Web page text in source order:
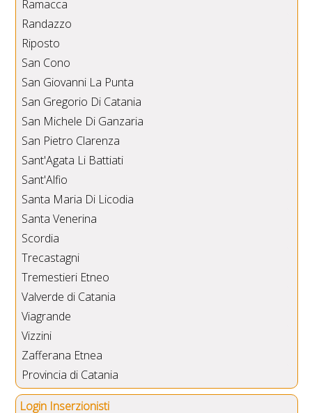
Ramacca
Randazzo
Riposto
San Cono
San Giovanni La Punta
San Gregorio Di Catania
San Michele Di Ganzaria
San Pietro Clarenza
Sant'Agata Li Battiati
Sant'Alfio
Santa Maria Di Licodia
Santa Venerina
Scordia
Trecastagni
Tremestieri Etneo
Valverde di Catania
Viagrande
Vizzini
Zafferana Etnea
Provincia di Catania
Login Inserzionisti